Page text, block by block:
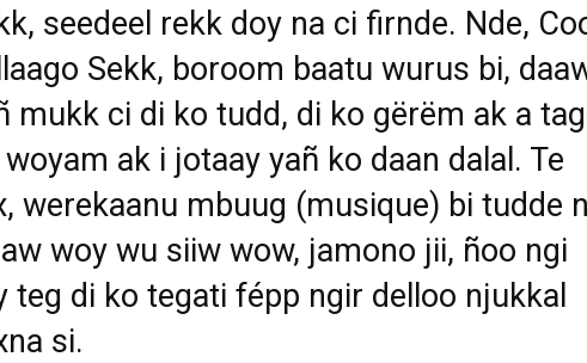
seedeel rekk doy na ci firnde. Nde,
Sekk, boroom baatu wurus bi,
mukk ci di ko tudd, di ko gërëm ak a
ak i jotaay yañ ko daan dalal. Te
werekaanu mbuug (musique) bi tudde
woy wu siiw wow, jamono jii, ñoo ngi
teg di ko tegati fépp ngir delloo njukkal
si.